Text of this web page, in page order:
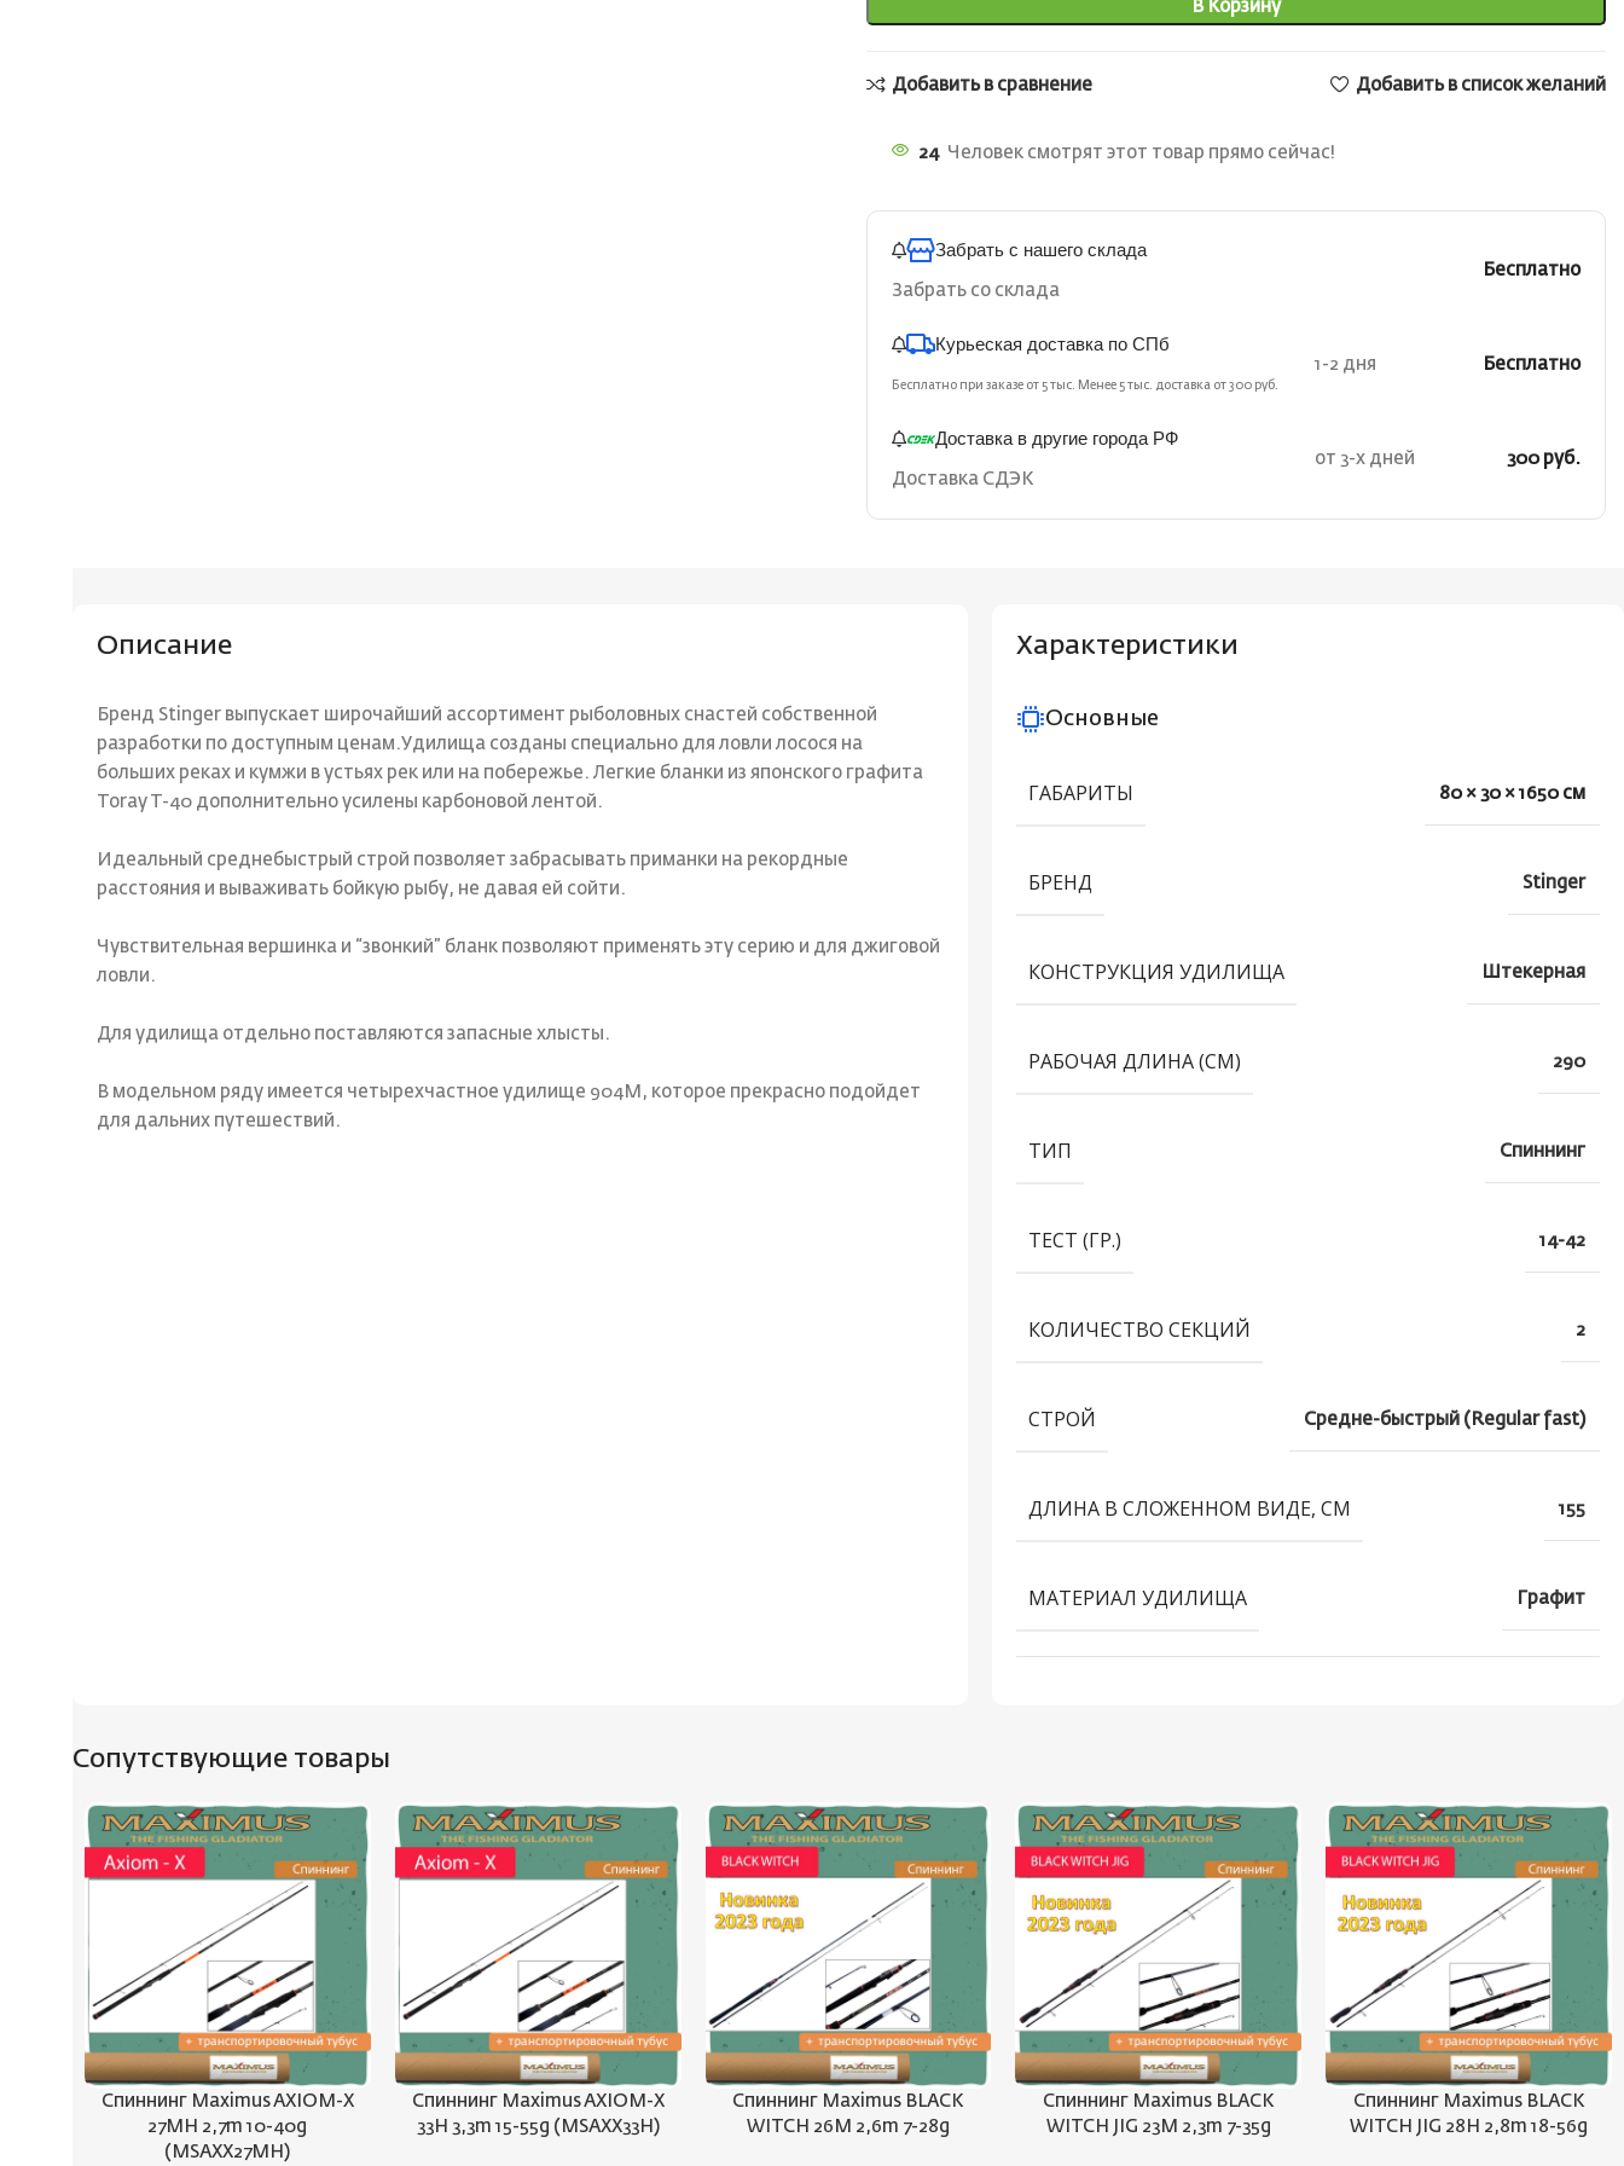
В Корзину
Добавить в сравнение Добавить в список желаний
24 Человек смотрят этот товар прямо сейчас!
Забрать с нашего склада
Забрать со склада
Бесплатно
Курьеская доставка по СПб
Бесплатно при заказе от 5 тыс. Менее 5 тыс. доставка от 300 руб.
1-2 дня Бесплатно
Доставка в другие города РФ
Доставка СДЭК
от 3-х дней 300 руб.
Описание
Бренд Stinger выпускает широчайший ассортимент рыболовных снастей собственной
разработки по доступным ценам.Удилища созданы специально для ловли лосося на
больших реках и кумжи в устьях рек или на побережье. Легкие бланки из японского графита
Toray T-40 дополнительно усилены карбоновой лентой.
Идеальный среднебыстрый строй позволяет забрасывать приманки на рекордные
расстояния и вываживать бойкую рыбу, не давая ей сойти.
Чувствительная вершинка и “звонкий” бланк позволяют применять эту серию и для джиговой
ловли.
Для удилища отдельно поставляются запасные хлысты.
В модельном ряду имеется четырехчастное удилище 904M, которое прекрасно подойдет
для дальних путешествий.
Характеристики
Основные
ГАБАРИТЫ 80 × 30 × 1650 см
БРЕНД Stinger
КОНСТРУКЦИЯ УДИЛИЩА Штекерная
РАБОЧАЯ ДЛИНА (СМ) 290
ТИП Спиннинг
ТЕСТ (ГР.) 14-42
КОЛИЧЕСТВО СЕКЦИЙ 2
СТРОЙ Средне-быстрый (Regular fast)
ДЛИНА В СЛОЖЕННОМ ВИДЕ, СМ 155
МАТЕРИАЛ УДИЛИЩА Графит
Сопутствующие товары
Спиннинг Maximus AXIOM-X
27MH 2,7m 10-40g
(MSAXX27MH)
Спиннинг Maximus AXIOM-X
33H 3,3m 15-55g (MSAXX33H)
Спиннинг Maximus BLACK
WITCH 26M 2,6m 7-28g
Спиннинг Maximus BLACK
WITCH JIG 23M 2,3m 7-35g
Спиннинг Maximus BLACK
WITCH JIG 28H 2,8m 18-56g